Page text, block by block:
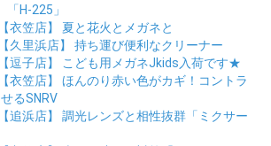
「H-225」
衣笠店】 夏と花火とメガネと
久里浜店】 持ち運び便利なクリーナー
逗子店】
こども用メガネJkids入荷です★
衣笠店】 ほんのり赤い色がカギ！コントラ
るSNRV
追浜店】 調光レンズと相性抜群「ミクサー